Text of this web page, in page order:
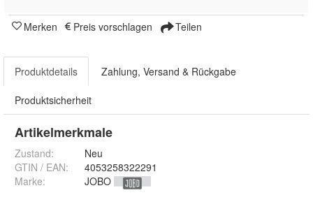
Merken Preis vorschlagen Teilen
Produktdetails Zahlung, Versand & Rückgabe
Produktsicherheit
Artikelmerkmale
Zustand:
Neu
GTIN / EAN:
4053258322291
Marke:
JOBO